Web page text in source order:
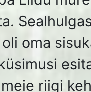
Urmas Paet